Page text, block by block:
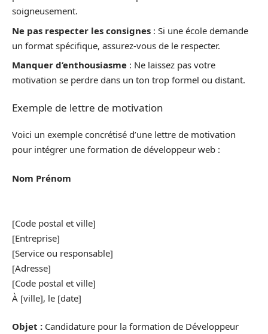
soigneusement.
Ne pas respecter les consignes : Si une école demande
un format spécifique, assurez-vous de le respecter.
Manquer d’enthousiasme : Ne laissez pas votre
motivation se perdre dans un ton trop formel ou distant.
Exemple de lettre de motivation
Voici un exemple concrétisé d’une lettre de motivation
pour intégrer une formation de développeur web :
Nom Prénom
[Code postal et ville]
[Entreprise]
[Service ou responsable]
[Adresse]
[Code postal et ville]
À [ville], le [date]
Objet : Candidature pour la formation de Développeur